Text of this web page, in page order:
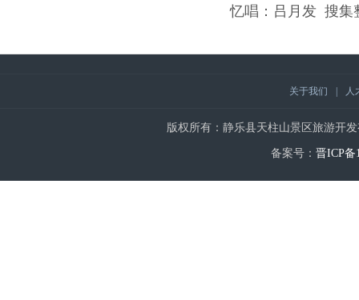
忆唱：吕月发 搜集
关于我们 人
版权所有：静乐县天柱山景区旅游开发
备案号： 晋ICP备